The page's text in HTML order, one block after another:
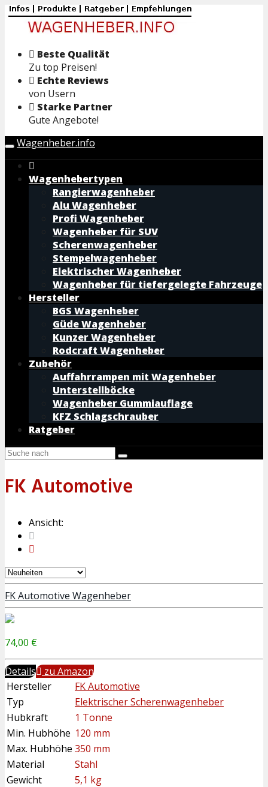
Skip
contentBeste Qualität
Zu top Preisen!
Echte Reviews
von Usern
Starke Partner
Gute Angebote!
Toggle
navigation
Wagenheber.info
Wagenhebertypen
Rangierwagenheber
Alu Wagenheber
Profi Wagenheber
Wagenheber für SUV
Scherenwagenheber
Stempelwagenheber
Elektrischer Wagenheber
Wagenheber für tiefergelegte Fahrzeuge
Hersteller
BGS Wagenheber
Güde Wagenheber
Kunzer Wagenheber
Rodcraft Wagenheber
Zubehör
Auffahrrampen mit Wagenheber
Unterstellböcke
Wagenheber Gummiauflage
KFZ Schlagschrauber
Ratgeber
FK Automotive
Ansicht:
FK Automotive Wagenheber
74,00 €
Details
zu Amazon
Hersteller
FK Automotive
Typ
Elektrischer Scherenwagenheber
Hubkraft
1 Tonne
Min. Hubhöhe 120 mm
Max. Hubhöhe 350 mm
Material
Stahl
Gewicht
5,1 kg